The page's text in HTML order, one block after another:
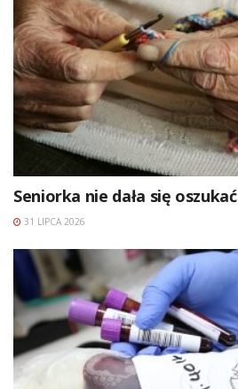
Seniorka nie dała się oszukać
31 LIPCA 2026